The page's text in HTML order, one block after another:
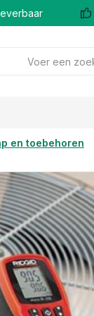
en toebehoren